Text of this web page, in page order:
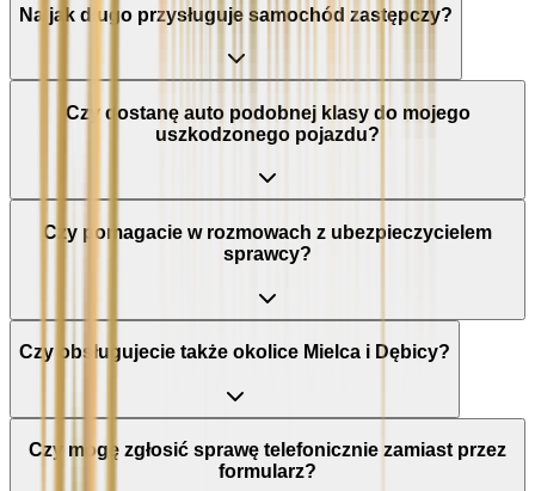
Na jak długo przysługuje samochód zastępczy?
Czy dostanę auto podobnej klasy do mojego
uszkodzonego pojazdu?
Czy pomagacie w rozmowach z ubezpieczycielem
sprawcy?
Czy obsługujecie także okolice Mielca i Dębicy?
Czy mogę zgłosić sprawę telefonicznie zamiast przez
formularz?